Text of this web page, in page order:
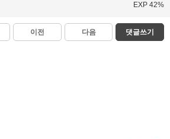
EXP 42%
이전 다음 댓글쓰기